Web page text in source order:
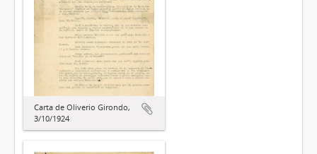
Carta de Oliverio Girondo,
3/10/1924